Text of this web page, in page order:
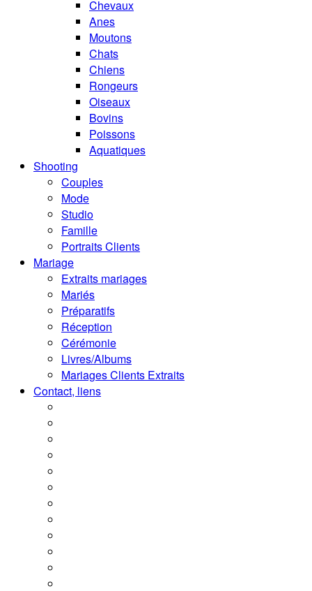
Chevaux
Anes
Moutons
Chats
Chiens
Rongeurs
Oiseaux
Bovins
Poissons
Aquatiques
Shooting
Couples
Mode
Studio
Famille
Portraits Clients
Mariage
Extraits mariages
Mariés
Préparatifs
Réception
Cérémonie
Livres/Albums
Mariages Clients Extraits
Contact, liens